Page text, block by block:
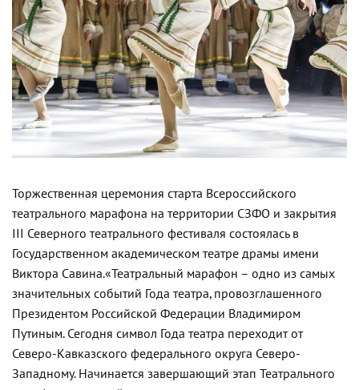
Торжественная церемония старта Всероссийского
театрального марафона на территории СЗФО и закрытия
III Северного театрального фестиваля состоялась в
Государственном академическом театре драмы имени
Виктора Савина.«Театральный марафон – одно из самых
значительных событий Года театра, провозглашенного
Президентом Российской Федерации Владимиром
Путиным. Сегодня символ Года театра переходит от
Северо-Кавказского федерального округа Северо-
Западному. Начинается завершающий этап Театрального